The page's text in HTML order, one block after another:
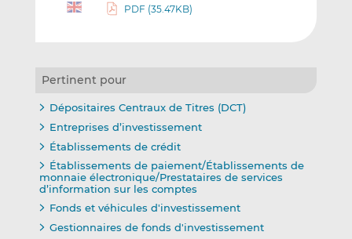
nk
PDF (35.47KB)
Pertinent pour
Dépositaires Centraux de Titres (DCT)
Entreprises d’investissement
Établissements de crédit
Établissements de paiement/Établissements de
monnaie électronique/Prestataires de services
d’information sur les comptes
Fonds et véhicules d'investissement
Gestionnaires de fonds d'investissement